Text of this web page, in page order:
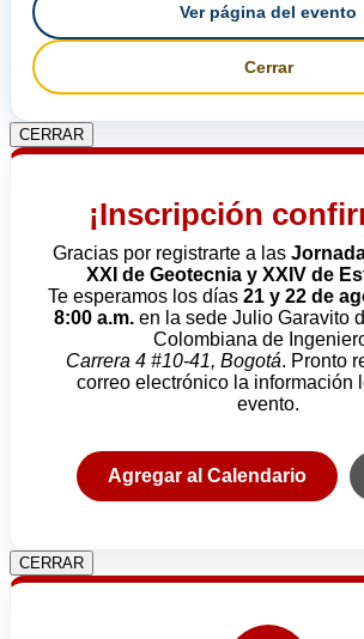
Ver página del evento
Cerrar
CERRAR
¡Inscripción
Gracias por registrarte a las
XXI de Geotecnia y XXIV de
Te esperamos los días 21 y 22 de
8:00 a.m. en la sede Julio Garavito
Colombiana de
Carrera 4 #10-41, Bogotá. Pronto
correo electrónico la información
evento.
Agregar al Calendario
CERRAR